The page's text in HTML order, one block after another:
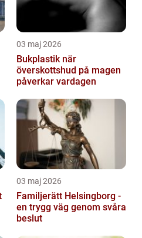
03 maj 2026
Bukplastik när
överskottshud på magen
påverkar vardagen
03 maj 2026
Familjerätt Helsingborg -
en trygg väg genom svåra
beslut